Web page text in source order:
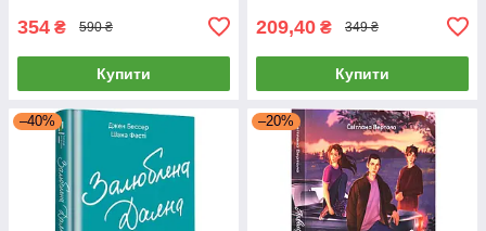
354 ₴ 590 ₴
Купити
209,40 ₴ 349 ₴
Купити
–40% –20%